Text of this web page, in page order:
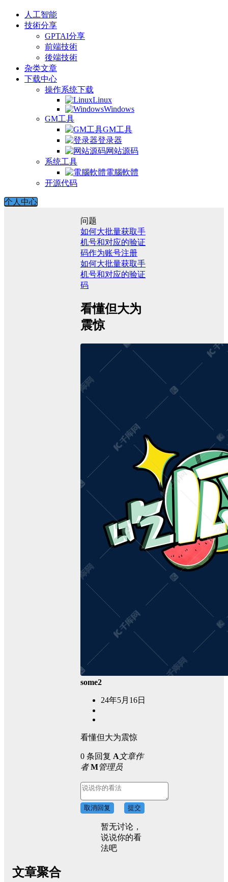
人工智能
技術分享
GPTAI分享
前端技術
後端技術
杂类文章
下载中心
操作系统下载
Linux
Windows
GM工具
GM工具
登录器
网站源码
系统工具
電腦軟體
开源代码
个人中心
问题
如何大批量获取手
机号和对应的验证
码作为账号注册
如何大批量获取手
机号和对应的验证
码
看懂但大为
震惊
some2
24年5月16日
看懂但大为震惊
0 条回复 A文章作
者 M管理员
取消回复 提交
暂无讨论，
说说你的看
法吧
文章聚合